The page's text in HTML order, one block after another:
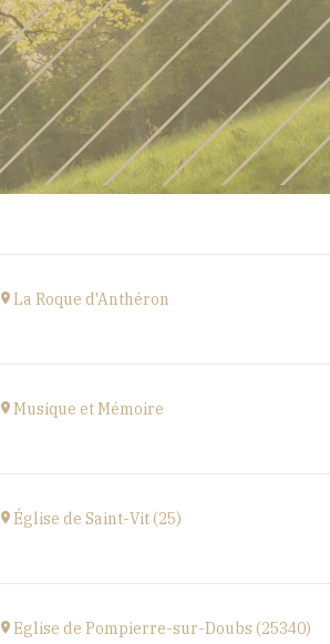
La Roque d'Anthéron
at 18H30
Musique et Mémoire
(70310)
at17H00
Église de Saint-Vit (25)
25410 SAINT-VIT
at18H00
Eglise de Pompierre-sur-Doubs (25340)